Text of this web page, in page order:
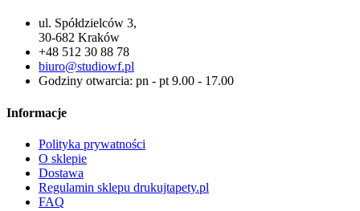
ul. Spółdzielców 3,
30-682 Kraków
+48 512 30 88 78
biuro@studiowf.pl
Godziny otwarcia: pn - pt 9.00 - 17.00
Informacje
Polityka prywatności
O sklepie
Dostawa
Regulamin sklepu drukujtapety.pl
FAQ